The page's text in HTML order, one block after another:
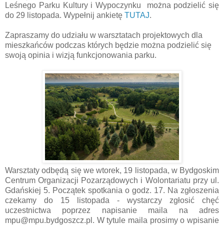
Leśnego Parku Kultury i Wypoczynku można podzielić się
do 29 listopada. Wypełnij ankietę TUTAJ.
Zapraszamy do udziału w warsztatach projektowych dla
mieszkańców podczas których będzie można podzielić się
swoją opinia i wizją funkcjonowania parku.
Warsztaty odbędą się we wtorek, 19 listopada, w Bydgoskim
Centrum Organizacji Pozarządowych i Wolontariatu przy ul.
Gdańskiej 5. Początek spotkania o godz. 17. Na zgłoszenia
czekamy do 15 listopada - wystarczy zgłosić chęć
uczestnictwa poprzez napisanie maila na adres
mpu@mpu.bydgoszcz.pl. W tytule maila prosimy o wpisanie